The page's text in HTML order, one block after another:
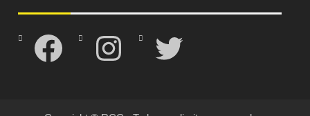
Facebook Instagram Twitter